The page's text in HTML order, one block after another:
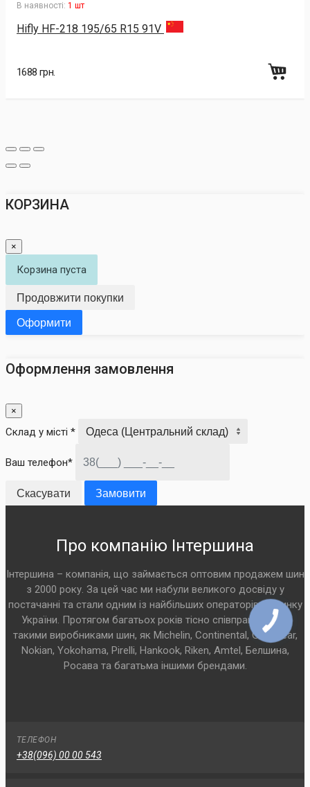
В наявності: 1 шт
Hifly HF-218 195/65 R15 91V
1688 грн.
КОРЗИНА
×
Корзина пуста
Продовжити покупки
Оформити
Оформлення замовлення
×
Склад у місті *
Ваш телефон*
Скасувати Замовити
Про компанію Інтершина
Інтершина – компанія, що займається оптовим продажем шин
з 2000 року. За цей час ми набули великого досвіду у
постачанні та стали одним із найбільших операторів на ринку
України. Протягом багатьох років тісно співпрацюємо з
такими виробниками шин, як Michelin, Continental, Goodyear,
Nokian, Yokohama, Pirelli, Hankook, Riken, Amtel, Белшина,
Росава та багатьма іншими брендами.
ТЕЛЕФОН
+38(096) 00 00 543